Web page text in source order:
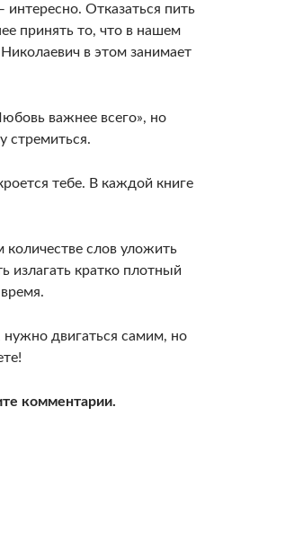
Отказаться пить
принять то, что в нашем
в этом занимает
важнее всего», но
стремиться.
тебе. В каждой книге
слов уложить
излагать кратко плотный
двигаться самим, но
комментарии.